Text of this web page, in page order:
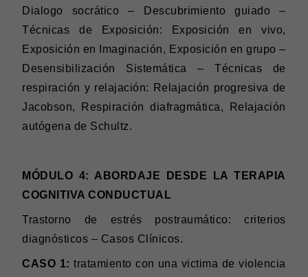
Dialogo socrático – Descubrimiento guiado –
Técnicas de Exposición: Exposición en vivo,
Exposición en Imaginación, Exposición en grupo –
Desensibilización Sistemática – Técnicas de
respiración y relajación: Relajación progresiva de
Jacobson, Respiración diafragmática, Relajación
autógena de Schultz.
MÓDULO 4: ABORDAJE DESDE LA TERAPIA
COGNITIVA CONDUCTUAL
Trastorno de estrés postraumático: criterios
diagnósticos – Casos Clínicos.
CASO 1: tratamiento con una victima de violencia